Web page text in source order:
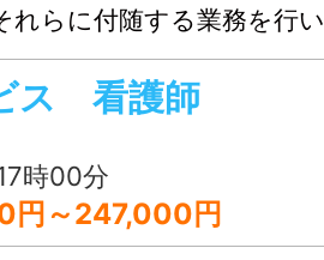
れらに付随する業務を
ェック（検温・血圧・問
記入・介助補助等 ※夜勤
ス施設での勤務です ※年
前にご連絡いただければ
なし
ス 看護師
時00分
円～247,000円